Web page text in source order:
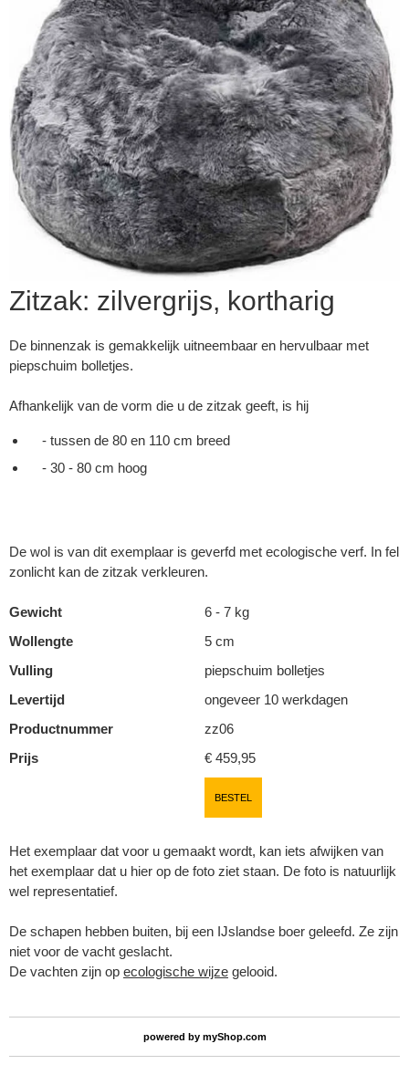
Zitzak: zilvergrijs, kortharig
De binnenzak is gemakkelijk uitneembaar en hervulbaar met
piepschuim bolletjes.
Afhankelijk van de vorm die u de zitzak geeft, is hij
- tussen de 80 en 110 cm breed
- 30 - 80 cm hoog
De wol is van dit exemplaar is geverfd met ecologische verf. In fel
zonlicht kan de zitzak verkleuren.
Gewicht
6 - 7 kg
Wollengte
5 cm
Vulling
piepschuim bolletjes
Levertijd
ongeveer 10 werkdagen
Productnummer
zz06
Prijs
€ 459,95
BESTEL
Het exemplaar dat voor u gemaakt wordt, kan iets afwijken van
het exemplaar dat u hier op de foto ziet staan. De foto is natuurlijk
wel representatief.
De schapen hebben buiten, bij een IJslandse boer geleefd. Ze zijn
niet voor de vacht geslacht.
De vachten zijn op ecologische wijze gelooid.
powered by myShop.com